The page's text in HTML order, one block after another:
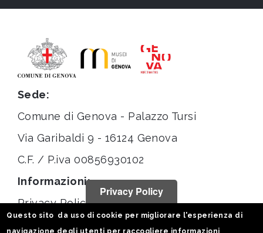
Sede:
Comune di Genova - Palazzo Tursi
Via Garibaldi 9 - 16124 Genova
C.F. / P.iva 00856930102
Informazioni:
Privacy Policy
Privacy Policy
Questo sito da uso di cookie per migliorare l'esperienza di
navigazione degli utenti per raccogliere informazioni